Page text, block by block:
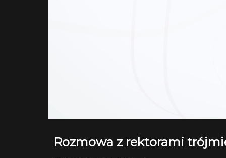
Rozmowa z rektorami